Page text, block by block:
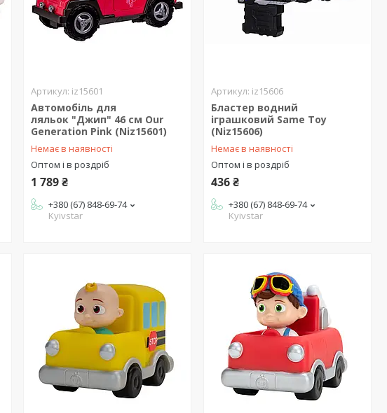
iz15601
Автомобіль для
ляльок "Джип" 46 см Our
Generation Pink (Niz15601)
Немає в наявності
Оптом і в роздріб
1 789 ₴
+380 (67) 848-69-74
Kyivstar
iz15606
Бластер водний
іграшковий Same Toy
(Niz15606)
Немає в наявності
Оптом і в роздріб
436 ₴
+380 (67) 848-69-74
Kyivstar